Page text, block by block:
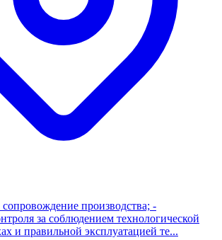
сопровождение производства; -
за соблюдением технологической
и правильной эксплуатацией те...